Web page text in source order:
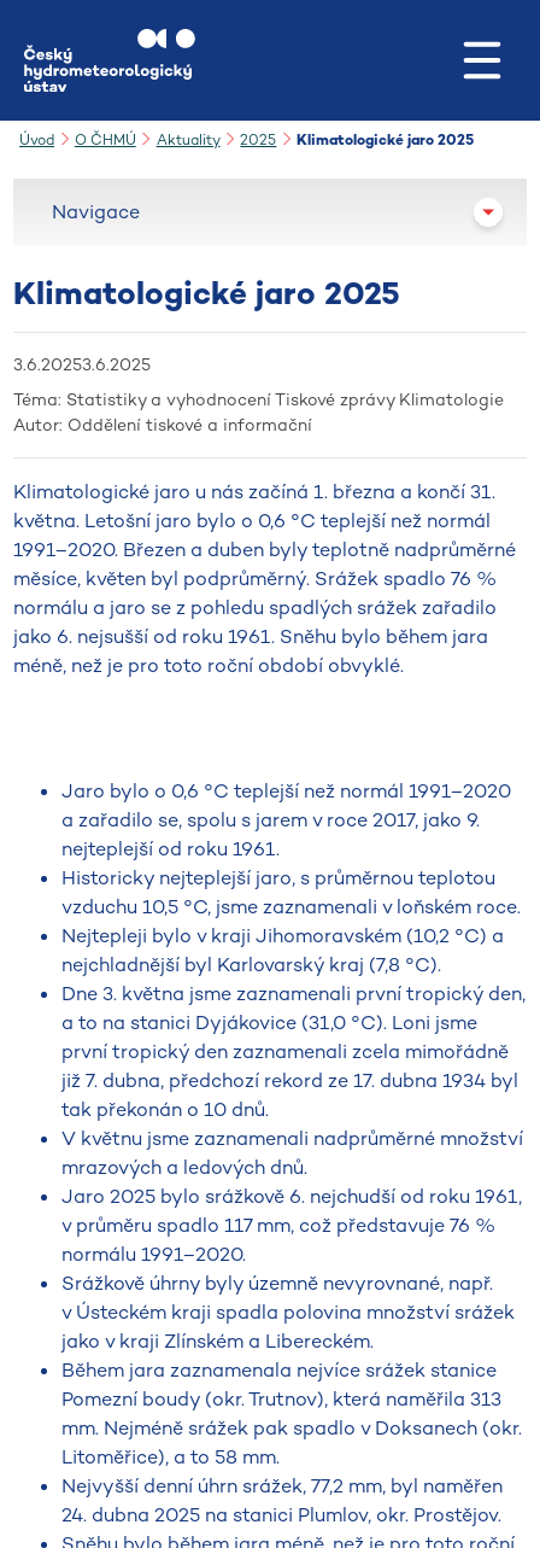
Úvod O ČHMÚ Aktuality 2025 Klimatologické jaro 2025
Klimatologické jaro 2025
3.6.20253.6.2025
Téma: Statistiky a vyhodnoceníTiskové zprávy Klimatologie
Autor: Oddělení tiskové a informační
Klimatologické jaro u nás začíná 1. března a končí 31.
května. Letošní jaro bylo o 0,6 °C teplejší než normál
1991–2020. Březen a duben byly teplotně nadprůměrné
měsíce, květen byl podprůměrný. Srážek spadlo 76 %
normálu a jaro se z pohledu spadlých srážek zařadilo
jako 6. nejsušší od roku 1961. Sněhu bylo během jara
méně, než je pro toto roční období obvyklé.
Jaro bylo o 0,6 °C teplejší než normál 1991–2020
a zařadilo se, spolu s jarem v roce 2017, jako 9.
nejteplejší od roku 1961.
Historicky nejteplejší jaro, s průměrnou teplotou
vzduchu 10,5 °C, jsme zaznamenali v loňském roce.
Nejtepleji bylo v kraji Jihomoravském (10,2 °C) a
nejchladnější byl Karlovarský kraj (7,8 °C).
Dne 3. května jsme zaznamenali první tropický den,
a to na stanici Dyjákovice (31,0 °C). Loni jsme
první tropický den zaznamenali zcela mimořádně
již 7. dubna, předchozí rekord ze 17. dubna 1934 byl
tak překonán o 10 dnů.
V květnu jsme zaznamenali nadprůměrné množství
mrazových a ledových dnů.
Jaro 2025 bylo srážkově 6. nejchudší od roku 1961,
v průměru spadlo 117 mm, což představuje 76 %
normálu 1991–2020.
Srážkově úhrny byly územně nevyrovnané, např.
v Ústeckém kraji spadla polovina množství srážek
jako v kraji Zlínském a Libereckém.
Během jara zaznamenala nejvíce srážek stanice
Pomezní boudy (okr. Trutnov), která naměřila 313
mm. Nejméně srážek pak spadlo v Doksanech (okr.
Litoměřice), a to 58 mm.
Nejvyšší denní úhrn srážek, 77,2 mm, byl naměřen
24. dubna 2025 na stanici Plumlov, okr. Prostějov.
Navigace